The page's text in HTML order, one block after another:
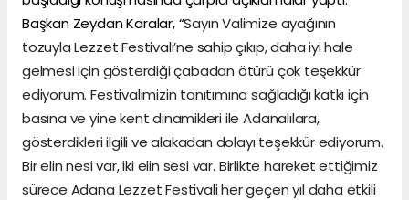
Başkan Zeydan Karalar, “Sayın Valimize ayağının
tozuyla Lezzet Festivali’ne sahip çıkıp, daha iyi hale
gelmesi için gösterdiği çabadan ötürü çok teşekkür
ediyorum. Festivalimizin tanıtımına sağladığı katkı için
basına ve yine kent dinamikleri ile Adanalılara,
gösterdikleri ilgili ve alakadan dolayı teşekkür ediyorum.
Bir elin nesi var, iki elin sesi var. Birlikte hareket ettiğimiz
sürece Adana Lezzet Festivali her geçen yıl daha etkili